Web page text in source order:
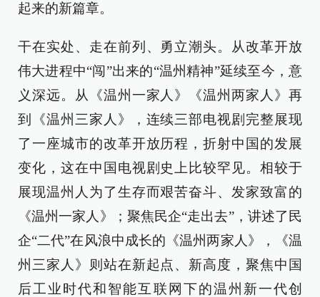
起来的新篇章。
干在实处、走在前列、勇立潮头。从改革开放
伟大进程中“闯”出来的“温州精神”延续至今，意
义深远。从《温州一家人》《温州两家人》再
到《温州三家人》，连续三部电视剧完整展现
了一座城市的改革开放历程，折射中国的发展
变化，这在中国电视剧史上比较罕见。相较于
展现温州人为了生存而艰苦奋斗、发家致富的
《温州一家人》；聚焦民企“走出去”，讲述了民
企“二代”在风浪中成长的《温州两家人》，《温
州三家人》则站在新起点、新高度，聚焦中国
后工业时代和智能互联网下的温州新一代创